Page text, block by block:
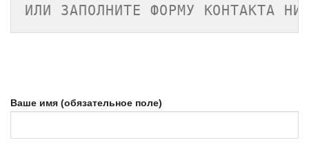
ИЛИ ЗАПОЛНИТЕ ФОРМУ КОНТАКТА
Ваше имя (обязательное поле)